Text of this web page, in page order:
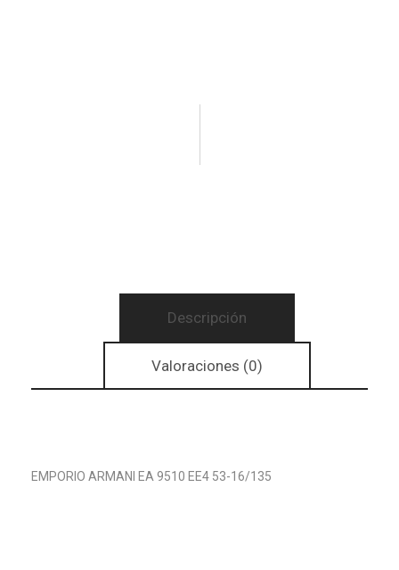
Descripción
Valoraciones (0)
EMPORIO ARMANI EA 9510 EE4 53-16/135